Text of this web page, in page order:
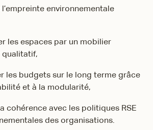
environnementale
les espaces par un mobilier
qualitatif,
les budgets sur le long terme grâce
et à la modularité,
cohérence avec les politiques RSE
des organisations.